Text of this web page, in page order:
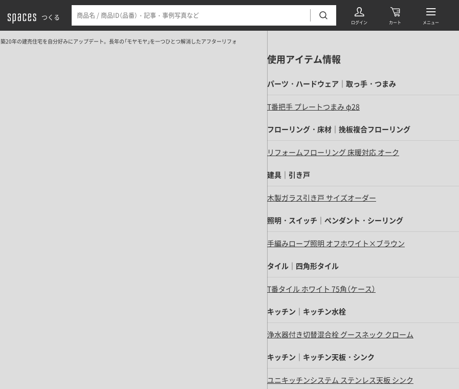
つくる
築20年の建売住宅を自分好みにアップデート。長年の「モヤモヤ」を一つひとつ解消したアフターリフォーム Vol.3
使用アイテム情報
パーツ・ハードウェア｜取っ手・つまみ
T番把手 プレートつまみ φ28
フローリング・床材｜挽板複合フローリング
リフォームフローリング 床暖対応 オーク
建具｜引き戸
木製ガラス引き戸 サイズオーダー
照明・スイッチ｜ペンダント・シーリング
手編みロープ照明 オフホワイト×ブラウン
タイル｜四角形タイル
T番タイル ホワイト 75角（ケース）
キッチン｜キッチン水栓
浄水器付き切替混合栓 グースネック クローム
キッチン｜キッチン天板・シンク
ユニキッチンシステム ステンレス天板 シンク
無垢フローリング
DIYフローリング
足場板
四角形タイル
装飾タイル
ブリック・レンガ
内装壁材 すべて
ウッドパネル・板壁材
キッチン本体
キッチンパネル
キッチン収納
キッチンセットアップ
洗面水栓
カウンター天板
洗面セットアップ
バス・トイレ すべて
タオル掛け・バー
ペーパーホルダー
ハンガーパイプ
棚パーツ・ラック すべて
テーブル・デスク すべて